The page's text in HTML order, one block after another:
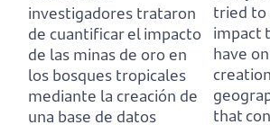
investigadores trataron
de cuantificar el impacto
de las minas de oro en
los bosques tropicales
mediante la creación de
una base de datos
tried to
impact
have
that